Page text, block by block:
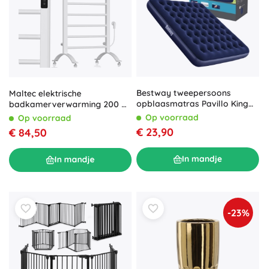
Maltec elektrische
badkamerverwarming 200 W
met thermostaat
Op voorraad
€ 84,50
In mandje
Bestway tweepersoons
opblaasmatras Pavillo King
203 × 183 cm
Op voorraad
€ 23,90
In mandje
-23%